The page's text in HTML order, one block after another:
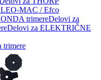
MAC / Efco
trimereDelovi za
Delovi za ELEKTRIČNE
trimere